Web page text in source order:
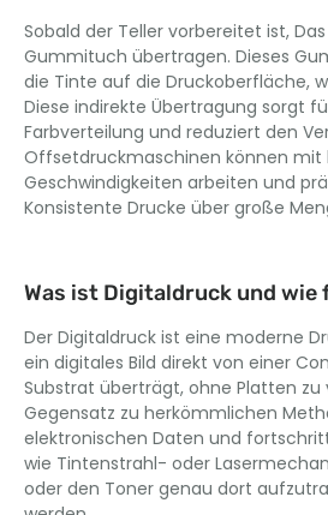
Sobald der Teller vorbereitet ist,
Gummituch übertragen. Dieses
die Tinte auf die Druckoberfläche,
Diese indirekte Übertragung sorgt
Farbverteilung und reduziert den
Offsetdruckmaschinen können mit
Geschwindigkeiten arbeiten und
Konsistente Drucke über große
Was ist Digitaldruck und
Der Digitaldruck ist eine moderne
ein digitales Bild direkt von einer
Substrat überträgt, ohne Platten zu
Gegensatz zu herkömmlichen
elektronischen Daten und
wie Tintenstrahl- oder
oder den Toner genau dort